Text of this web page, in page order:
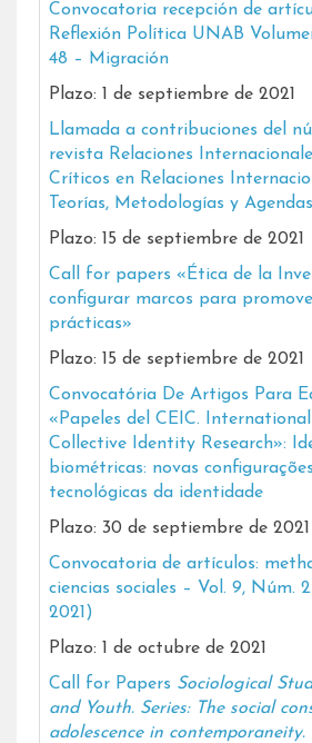
Convocatoria recepción de
Reflexión Política UNAB
48 – Migración
Plazo: 1 de septiembre de 2021
Llamada a contribuciones del
revista Relaciones
Críticos en Relaciones
Teorías, Metodologías y
Plazo: 15 de septiembre de 2021
Call for papers «Ética de la
configurar marcos para
prácticas»
Plazo: 15 de septiembre de 2021
Convocatória De Artigos Para
«Papeles del CEIC.
Collective Identity Research»:
biométricas: novas
tecnológicas da identidade
Plazo: 30 de septiembre de 2021
Convocatoria de artículos:
ciencias sociales – Vol. 9, Núm.
2021)
Plazo: 1 de octubre de 2021
Call for Papers Sociological
and Youth. Series: The social
adolescence in contemporaneity.